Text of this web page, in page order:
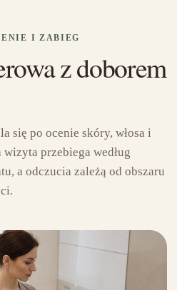
I ZABIEG
z doborem
się po ocenie skóry, włosa i
przebiega według
a odczucia zależą od obszaru